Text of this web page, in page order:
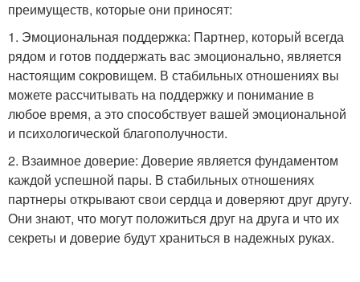
преимуществ, которые они приносят:
1. Эмоциональная поддержка: Партнер, который всегда
рядом и готов поддержать вас эмоционально, является
настоящим сокровищем. В стабильных отношениях вы
можете рассчитывать на поддержку и понимание в
любое время, а это способствует вашей эмоциональной
и психологической благополучности.
2. Взаимное доверие: Доверие является фундаментом
каждой успешной пары. В стабильных отношениях
партнеры открывают свои сердца и доверяют друг другу.
Они знают, что могут положиться друг на друга и что их
секреты и доверие будут храниться в надежных руках.